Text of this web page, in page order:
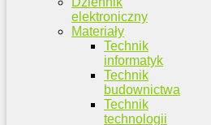
elektroniczny
Materiały
Technik
informatyk
Technik
budownictwa
Technik
technologii